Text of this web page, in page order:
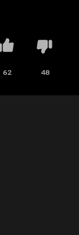
62 48